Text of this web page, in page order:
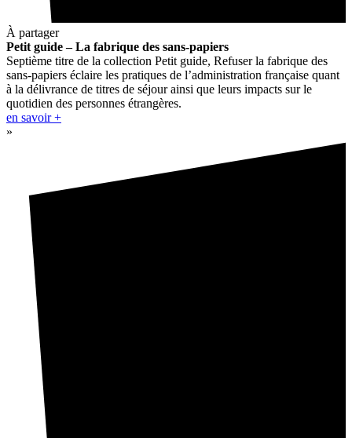
À partager
Petit guide – La fabrique des sans-papiers
Septième titre de la collection Petit guide, Refuser la fabrique des
sans-papiers éclaire les pratiques de l’administration française quant
à la délivrance de titres de séjour ainsi que leurs impacts sur le
quotidien des personnes étrangères.
en savoir +
»